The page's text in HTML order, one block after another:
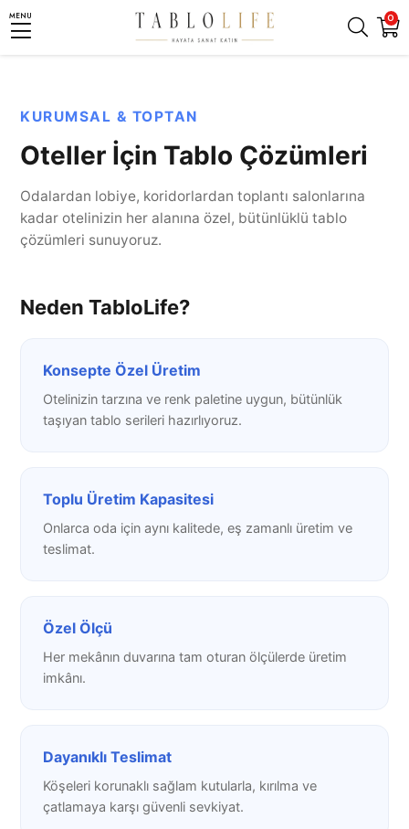
0
MENU
KURUMSAL & TOPTAN
Oteller İçin Tablo Çözümleri
Odalardan lobiye, koridorlardan toplantı salonlarına
kadar otelinizin her alanına özel, bütünlüklü tablo
çözümleri sunuyoruz.
Neden TabloLife?
Konsepte Özel Üretim
Otelinizin tarzına ve renk paletine uygun, bütünlük
taşıyan tablo serileri hazırlıyoruz.
Toplu Üretim Kapasitesi
Onlarca oda için aynı kalitede, eş zamanlı üretim ve
teslimat.
Özel Ölçü
Her mekânın duvarına tam oturan ölçülerde üretim
imkânı.
Dayanıklı Teslimat
Köşeleri korunaklı sağlam kutularla, kırılma ve
çatlamaya karşı güvenli sevkiyat.